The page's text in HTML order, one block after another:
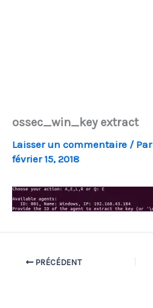
ossec_win_key extract
Laisser un commentaire / Par
février 15, 2018
PRÉCÉDENT